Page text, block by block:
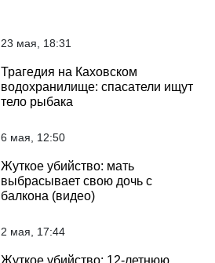
23 мая, 18:31
Трагедия на Каховском
водохранилище: спасатели ищут
тело рыбака
6 мая, 12:50
Жуткое убийство: мать
выбрасывает свою дочь с
балкона (видео)
2 мая, 17:44
Жуткое убийство: 12-летнюю